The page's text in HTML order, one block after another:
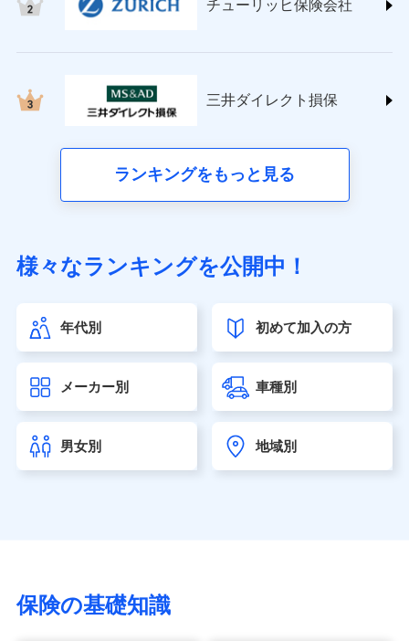
(https://www.nisshinfire.co.jp/)
(https://www.petfamilyins.co.jp/)
ins.com/)
三井ダイレクト損害保険株式会社
（https://www.sonylife.co.jp）
第一ネオ生命保険株式会社（https://neofirst.co.jp/）
大樹生命保険株式会社（https://www.taiju-life.co.jp）
seimei.co.jp）
チューリッヒ生命保険株式会社
東京海上日動あんしん生命保険株式会社
（https://www.tmn-anshin.co.jp/）
マニュライフ生命保険株式会社
（https://www.manulife.co.jp/）
チューリッヒ保険会社
三井ダイレクト損保
ランキングをもっと見る
様々なランキングを公開中！
年代別 初めて加入の方
メーカー別 車種別
男女別 地域別
保険の基礎知識